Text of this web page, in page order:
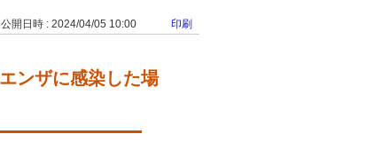
公開日時 : 2024/04/05 10:00 印刷
ンザに感染した場